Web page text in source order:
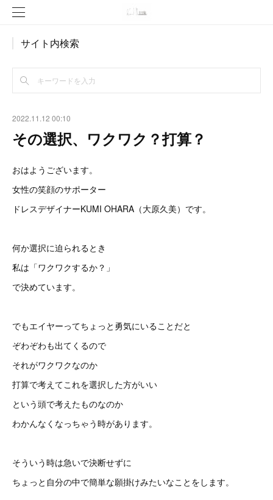
サイト内検索
2022.11.12 00:10
その選択、ワクワク？打算？
おはようございます。
女性の笑顔のサポーター
ドレスデザイナーKUMI OHARA（大原久美）です。
何か選択に迫られるとき
私は「ワクワクするか？」
で決めています。
でもエイヤーってちょっと勇気にいることだと
ぞわぞわも出てくるので
それがワクワクなのか
打算で考えてこれを選択した方がいい
という頭で考えたものなのか
わかんなくなっちゃう時があります。
そういう時は急いで決断せずに
ちょっと自分の中で簡単な願掛けみたいなことをします。